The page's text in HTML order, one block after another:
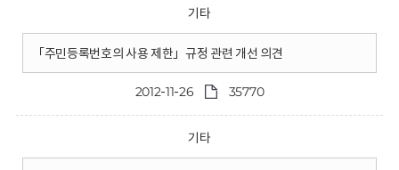
기타
「주민등록번호의 사용 제한」규정 관련 개선 의견
2012-11-26 35770
기타